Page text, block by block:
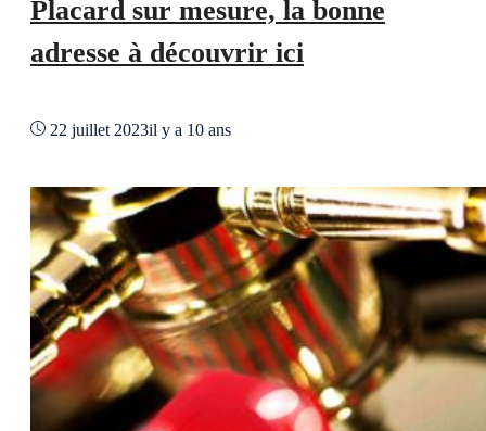
Placard sur mesure, la bonne
adresse à découvrir ici
22 juillet 2023il y a 10 ans